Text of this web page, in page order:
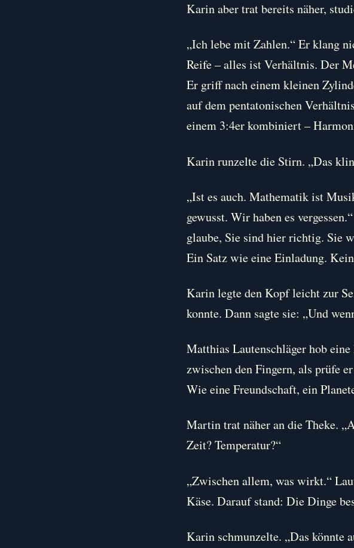
Karin aber trat bereits näher,
„Ich lebe mit Zahlen.“ Er klang
Reife – alles ist Verhältnis. Der
Er griff nach einem kleinen
auf dem pentatonischen
einem 3:4er kombiniert –
Karin runzelte die Stirn. „Das
„Ist es auch. Mathematik ist
gewusst. Wir haben es
glaube, Sie sind hier richtig. Sie
Ein Satz wie eine Einladung.
Karin legte den Kopf leicht zur
konnte. Dann sagte sie: „Und
Matthias Lautenschläger hob
zwischen den Fingern, als prüfe
Wie eine Freundschaft, ein
Martin trat näher an die Theke.
Zeit? Temperatur?“
„Zwischen allem, was wirkt.“
Käse. Darauf stand: Die Dinge
Karin schmunzelte. „Das könnte